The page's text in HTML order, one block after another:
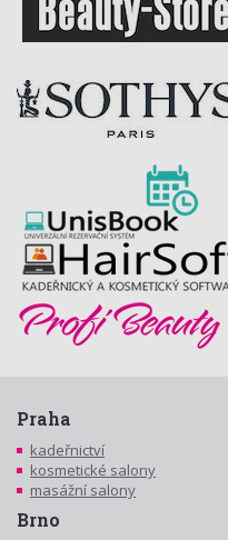
Praha
kadeřnictví
kosmetické salony
masážní salony
Brno